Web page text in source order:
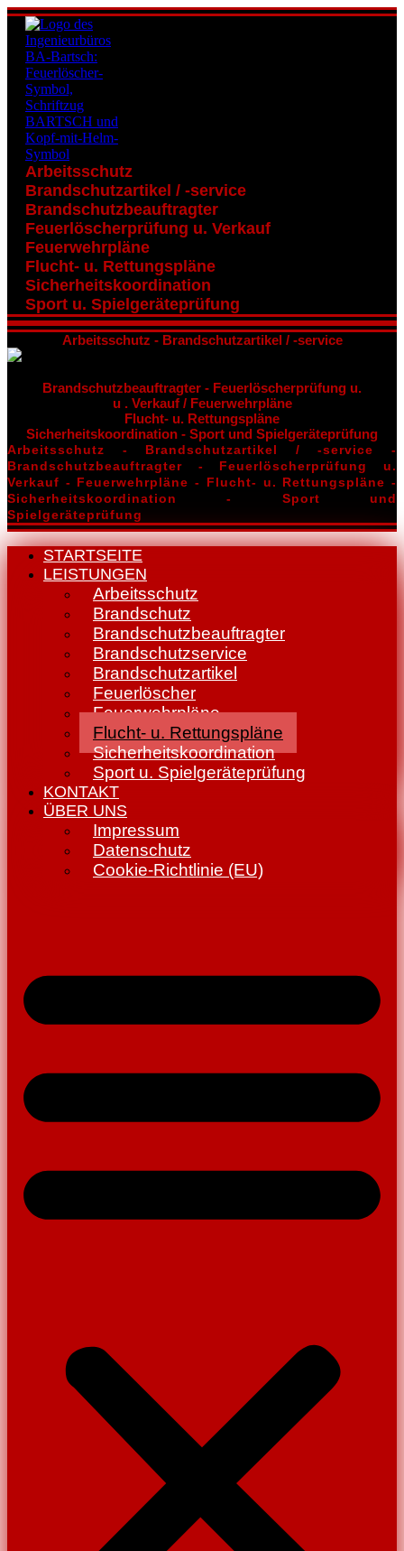
Arbeitsschutz
Brandschutzartikel / -service
Brandschutzbeauftragter
Feuerlöscherprüfung u. Verkauf
Feuerwehrpläne
Flucht- u. Rettungspläne
Sicherheitskoordination
Sport u. Spielgeräteprüfung
Arbeitsschutz - Brandschutzartikel / -service
Brandschutzbeauftragter - Feuerlöscherprüfung u.
u . Verkauf / Feuerwehrpläne
Flucht- u. Rettungspläne
Sicherheitskoordination - Sport und Spielgeräteprüfung
Arbeitsschutz - Brandschutzartikel / -service -
Brandschutzbeauftragter - Feuerlöscherprüfung u.
Verkauf - Feuerwehrpläne - Flucht- u. Rettungspläne -
Sicherheitskoordination - Sport und
Spielgeräteprüfung
STARTSEITE
LEISTUNGEN
Arbeitsschutz
Brandschutz
Brandschutzbeauftragter
Brandschutzservice
Brandschutzartikel
Feuerlöscher
Feuerwehrpläne
Flucht- u. Rettungspläne
Sicherheitskoordination
Sport u. Spielgeräteprüfung
KONTAKT
ÜBER UNS
Impressum
Datenschutz
Cookie-Richtlinie (EU)